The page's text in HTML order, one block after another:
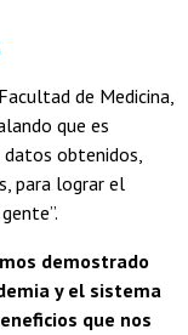
de Medicina,
que es
datos obtenidos,
para lograr el
demostrado
y el sistema
que nos